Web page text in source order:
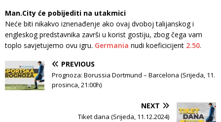
Man.City će pobijediti na utakmici
Neće biti nikakvo iznenađenje ako ovaj dvoboj talijanskog i
engleskog predstavnika završi u korist gostiju, zbog čega vam
toplo savjetujemo ovu igru. Germania nudi koeficicijent 2.50.
PREVIOUS
Prognoza: Borussia Dortmund – Barcelona (Srijeda, 11.
prosinca, 21:00h)
NEXT
Tiket dana (Srijeda, 11.12.2024)